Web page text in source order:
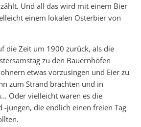
Und all das wird mit einem Bier
einem lokalen Osterbier von
die Zeit um 1900 zurück, als die
zu den Bauernhöfen
etwas vorzusingen und Eier zu
zum Strand brachten und in
Oder vielleicht waren es die
-jungen, die endlich einen freien Tag